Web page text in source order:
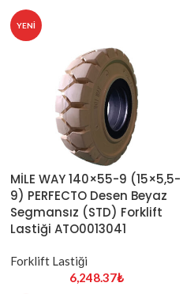
YENI
MİLE WAY 140×55-9 (15×5,5-
9) PERFECTO Desen Beyaz
Segmansız (STD) Forklift
Lastiği ATO0013041
Forklift Lastiği
6,248.37₺